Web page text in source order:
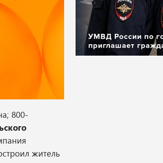
800-
житель